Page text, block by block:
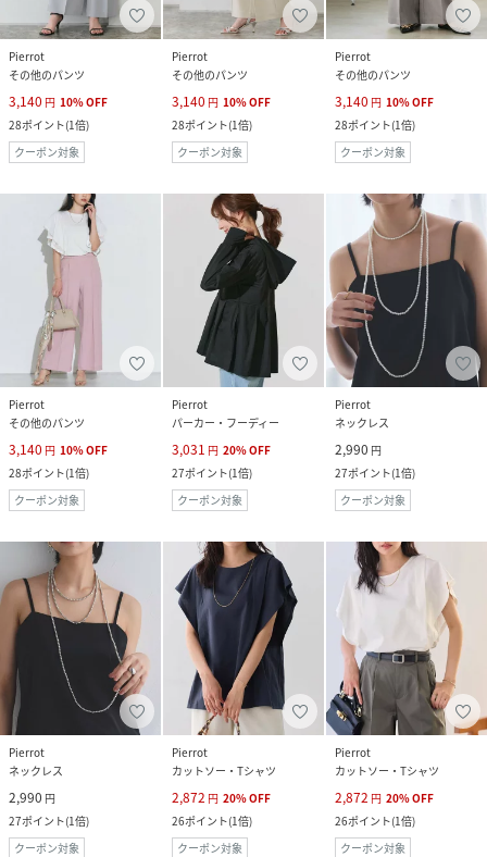
Pierrot
その他のパンツ
3,140 円 10%OFF
28ポイント(1倍)
クーポン対象
Pierrot
その他のパンツ
3,140 円 10%OFF
28ポイント(1倍)
クーポン対象
Pierrot
その他のパンツ
3,140 円 10%OFF
28ポイント(1倍)
クーポン対象
Pierrot
その他のパンツ
3,140 円 10%OFF
28ポイント(1倍)
クーポン対象
Pierrot
パーカー・フーディー
3,031 円 20%OFF
27ポイント(1倍)
クーポン対象
Pierrot
ネックレス
2,990 円
27ポイント(1倍)
クーポン対象
Pierrot
ネックレス
2,990 円
27ポイント(1倍)
クーポン対象
Pierrot
カットソー・Tシャツ
2,872 円 20%OFF
26ポイント(1倍)
クーポン対象
Pierrot
カットソー・Tシャツ
2,872 円 20%OFF
26ポイント(1倍)
クーポン対象